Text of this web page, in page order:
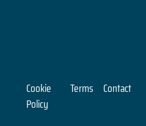
Cookie
Policy
Terms Contact